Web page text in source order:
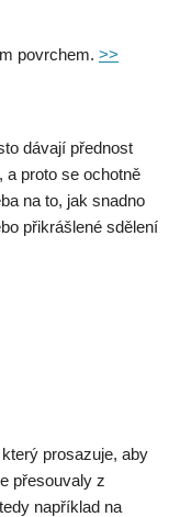
povrchem. >>
dávají přednost
a proto se ochotně
na to, jak snadno
přikrášlené sdělení
prosazuje, aby
přesouvaly z
například na